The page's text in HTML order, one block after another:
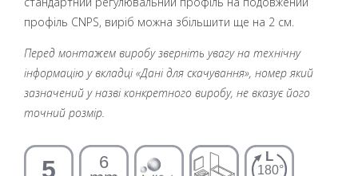
профіль CNPS, виріб можна збільшити ще на 2 см.
Перед монтажем виробу зверніть увагу на технічну
інформацію у вкладці «Дані для скачування», номер який
зазначений у назві конкретного виробу, не вказує його
точний розмір.